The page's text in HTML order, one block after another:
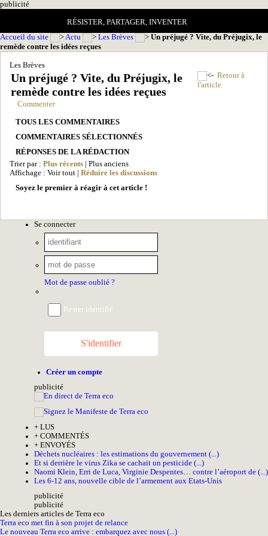
publicité
RÉSISTER, PARTAGER, INVENTER
Accueil du site
Actu Les Brèves
Un préjugé ? Vite, du Préjugix, le
remède contre les idées reçues
Les Brèves
Un préjugé ? Vite, du Préjugix, le
remède contre les idées reçues
Retour à
l'article
Commenter
TOUS LES COMMENTAIRES
COMMENTAIRES SÉLECTIONNÉS
RÉPONSES DE LA RÉDACTION
Trier par : Plus récents | Plus anciens
Affichage : Voir tout | Réduire les discussions
Soyez le premier à réagir à cet article !
Se connecter
Mot de passe oublié ?
Rester identifié
S'identifier
Créer un compte
publicité
+ LUS
+ COMMENTÉS
+ ENVOYÉS
Déchets nucléaires : les estimations du gouvernement (...)
Et si derrière le virus Zika se cachait un pesticide (...)
Naomi Klein, Erri de Luca, Virginie Despentes… contre l’aéroport de (...)
Les 6-12 ans, nouvelle cible de l’armement aux Etats-Unis
publicité
publicité
Les derniers articles de Terra eco
Terra eco met fin à son projet de relance
Le nouveau Terra eco arrive : embarquez avec nous (...)